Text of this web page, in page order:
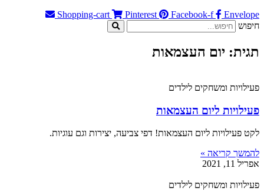
Shopping-cart
Pinterest Facebook-f
Envelope
חיפוש
תגית: יום העצמאות
פעילויות ומשחקים לילדים
פעילויות ליום העצמאות
לקט פעילויות ליום העצמאות! דפי צביעה, יצירות וגם עוגיות.
להמשך קריאה »
אפריל 11, 2021
פעילויות ומשחקים לילדים